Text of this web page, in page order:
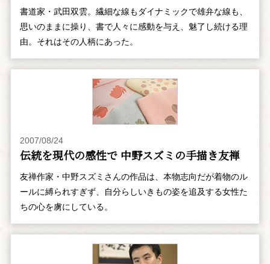
書道家・武田双雲。繊細な線もダイナミックで雄弁な線も、
思いのままに操り、書で人々に感動を与え、魅了し続ける理
由。それはその人柄にあった。
2007/08/24
伝統を現代の感性で 中野スズミの手描き友禅
友禅作家・中野スズミさんの作品は、本物志向だが着物のル
ールに縛られすぎず、自分らしいきもの姿を追及する女性た
ちの心を虜にしている。